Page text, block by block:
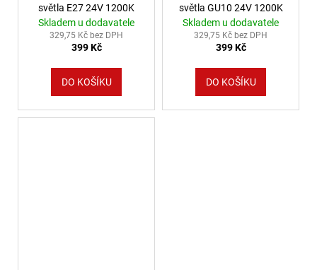
světla E27 24V 1200K
Skladem u dodavatele
329,75 Kč bez DPH
399 Kč
DO KOŠÍKU
světla GU10 24V 1200K
Skladem u dodavatele
329,75 Kč bez DPH
399 Kč
DO KOŠÍKU